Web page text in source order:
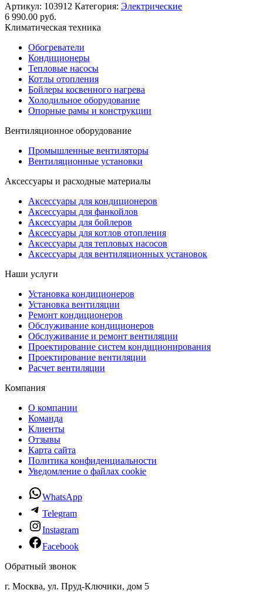
Артикул: 103912 Категория: Электрические
6 990.00 руб.
Климатическая техника
Обогреватели
Кондиционеры
Тепловые насосы
Котлы отопления
Бойлеры косвенного нагрева
Холодильное оборудование
Опорные рамы и конструкции
Вентиляционное оборудование
Промышленные вентиляторы
Вентиляционные установки
Аксессуары и расходные материалы
Аксессуары для кондиционеров
Аксессуары для фанкойлов
Аксессуары для бойлеров
Аксессуары для котлов отопления
Аксессуары для тепловых насосов
Аксессуары для вентиляционных установок
Наши услуги
Установка кондиционеров
Установка вентиляции
Ремонт кондиционеров
Обслуживание кондиционеров
Обслуживание и ремонт вентиляции
Проектирование систем кондиционирования
Проектирование вентиляции
Расчет вентиляции
Компания
О компании
Команда
Клиенты
Отзывы
Карта сайта
Политика конфиденциальности
Уведомление о файлах cookie
WhatsApp
Telegram
Instagram
Facebook
Обратный звонок
г. Москва, ул. Пруд-Ключики, дом 5